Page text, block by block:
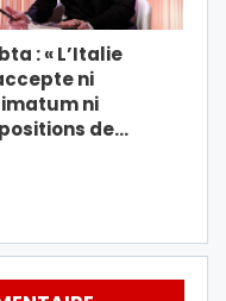
: « L’Italie
ni
ni
de…